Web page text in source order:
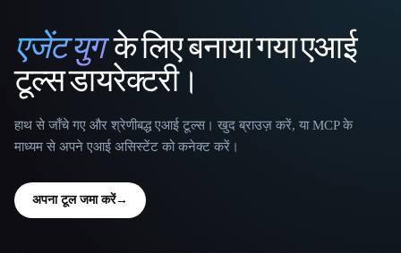
That AI Collection
एजेंट युगके लिए बनाया गया एआई
टूल्स डायरेक्टरी।
हाथ से जाँचे गए और श्रेणीबद्ध एआई टूल्स। खुद ब्राउज़ करें, या MCP के
माध्यम से अपने एआई असिस्टेंट को कनेक्ट करें।
अपना टूल जमा करें→